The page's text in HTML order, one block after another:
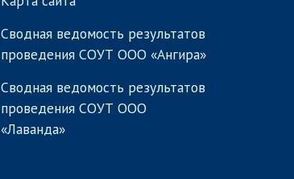
Сводная ведомость результатов
проведения СОУТ ООО «Ангира»
Сводная ведомость результатов
проведения СОУТ ООО
«Лаванда»